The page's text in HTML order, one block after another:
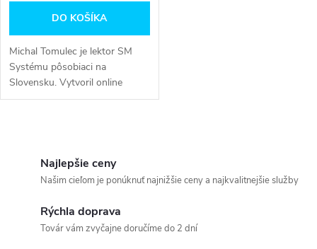
DO KOŠÍKA
Michal Tomulec je lektor SM
Systému pôsobiaci na
Slovensku. Vytvoril online
inštruktážne videá 11
Najlepšie ceny
Našim cieľom je ponúknuť najnižšie ceny a najkvalitnejšie služby
Rýchla doprava
Továr vám zvyčajne doručíme do 2 dní